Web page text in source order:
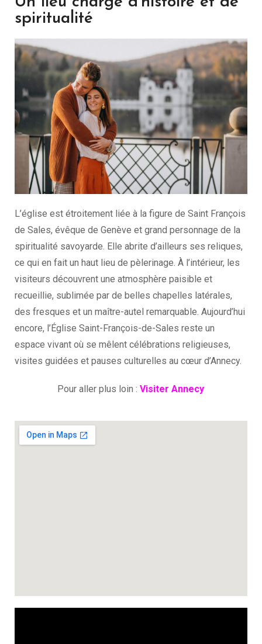
spiritualité
L’église est étroitement liée à la figure de Saint François
de Sales, évêque de Genève et grand personnage de la
spiritualité savoyarde. Elle abrite d’ailleurs ses reliques,
ce qui en fait un haut lieu de pèlerinage. À l’intérieur, les
visiteurs découvrent une atmosphère paisible et
recueillie, sublimée par de belles chapelles latérales,
des fresques et un maître-autel remarquable. Aujourd’hui
encore, l’Église Saint-François-de-Sales reste un
espace vivant où se mêlent célébrations religieuses,
visites guidées et pauses culturelles au cœur d’Annecy.
Pour aller plus loin :Visiter Annecy